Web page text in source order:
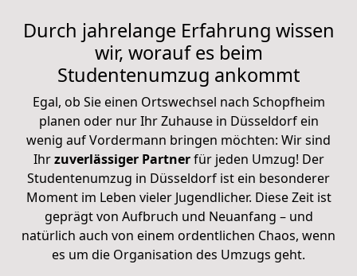
Durch jahrelange Erfahrung wissen
wir, worauf es beim
Studentenumzug ankommt
Egal, ob Sie einen Ortswechsel nach Schopfheim
planen oder nur Ihr Zuhause in Düsseldorf ein
wenig auf Vordermann bringen möchten: Wir sind
Ihrzuverlässiger Partnerfür jeden Umzug! Der
Studentenumzug in Düsseldorf ist ein besonderer
Moment im Leben vieler Jugendlicher. Diese Zeit ist
geprägt von Aufbruch und Neuanfang – und
natürlich auch von einem ordentlichen Chaos, wenn
es um die Organisation des Umzugs geht.